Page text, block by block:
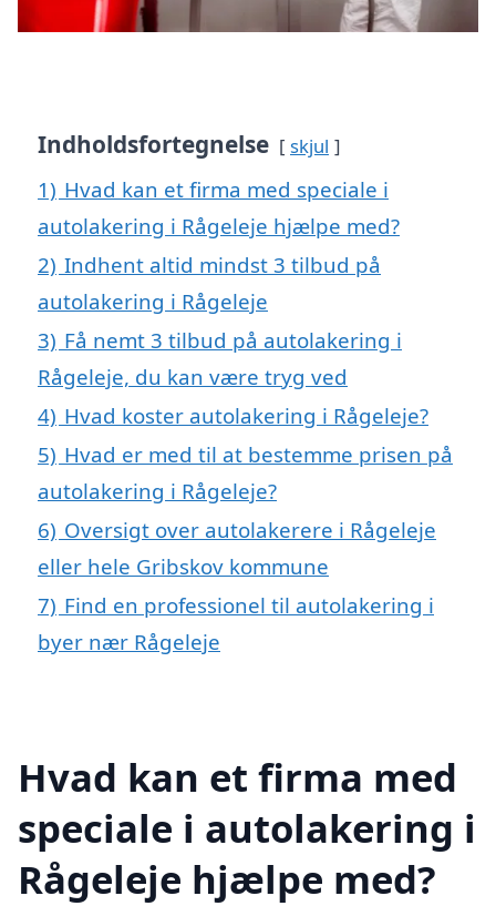
Indholdsfortegnelse skjul
1) Hvad kan et firma med speciale i
autolakering i Rågeleje hjælpe med?
2) Indhent altid mindst 3 tilbud på
autolakering i Rågeleje
3) Få nemt 3 tilbud på autolakering i
Rågeleje, du kan være tryg ved
4) Hvad koster autolakering i Rågeleje?
5) Hvad er med til at bestemme prisen på
autolakering i Rågeleje?
6) Oversigt over autolakerere i Rågeleje
eller hele Gribskov kommune
7) Find en professionel til autolakering i
byer nær Rågeleje
Hvad kan et firma med
speciale i autolakering i
Rågeleje hjælpe med?